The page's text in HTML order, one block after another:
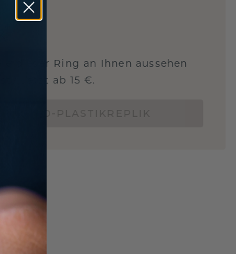
dieser Ring an Ihnen aussehen
Jetzt ab 15 €.